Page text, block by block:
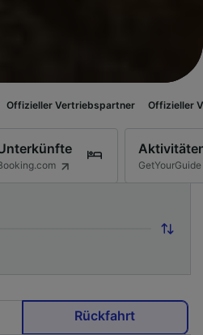
Offizieller
GetYourGuide
Rückfahrt